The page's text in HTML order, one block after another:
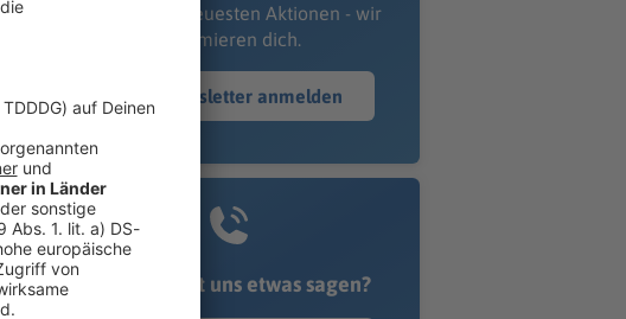
oder unsere neuesten Aktionen - wir
informieren dich.
Zum Newsletter anmelden
Du möchtest uns etwas sagen?